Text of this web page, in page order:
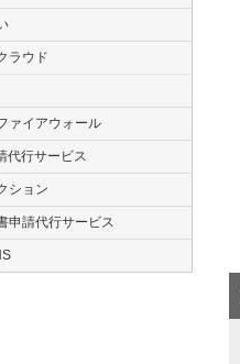
ラウド
ァイアウォール
代行サービス
ション
申請代行サービス